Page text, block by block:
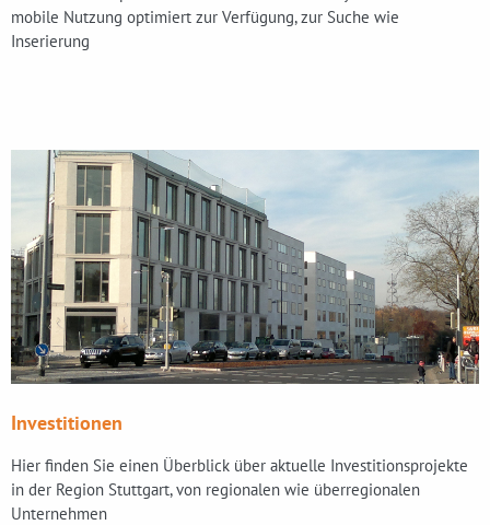
mobile Nutzung optimiert zur Verfügung, zur Suche wie
Inserierung
Investitionen
Hier finden Sie einen Überblick über aktuelle Investitionsprojekte
in der Region Stuttgart, von regionalen wie überregionalen
Unternehmen